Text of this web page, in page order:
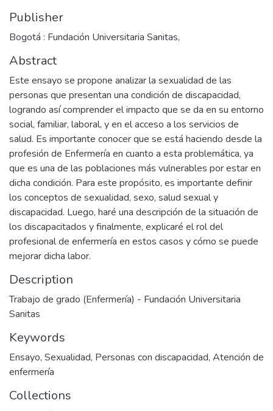
Publisher
Bogotá : Fundación Universitaria Sanitas,
Abstract
Este ensayo se propone analizar la sexualidad de las
personas que presentan una condición de discapacidad,
logrando así comprender el impacto que se da en su entorno
social, familiar, laboral, y en el acceso a los servicios de
salud. Es importante conocer que se está haciendo desde la
profesión de Enfermería en cuanto a esta problemática, ya
que es una de las poblaciones más vulnerables por estar en
dicha condición. Para este propósito, es importante definir
los conceptos de sexualidad, sexo, salud sexual y
discapacidad. Luego, haré una descripción de la situación de
los discapacitados y finalmente, explicaré el rol del
profesional de enfermería en estos casos y cómo se puede
mejorar dicha labor.
Description
Trabajo de grado (Enfermería) - Fundación Universitaria
Sanitas
Keywords
Ensayo, Sexualidad, Personas con discapacidad, Atención de
enfermería
Collections